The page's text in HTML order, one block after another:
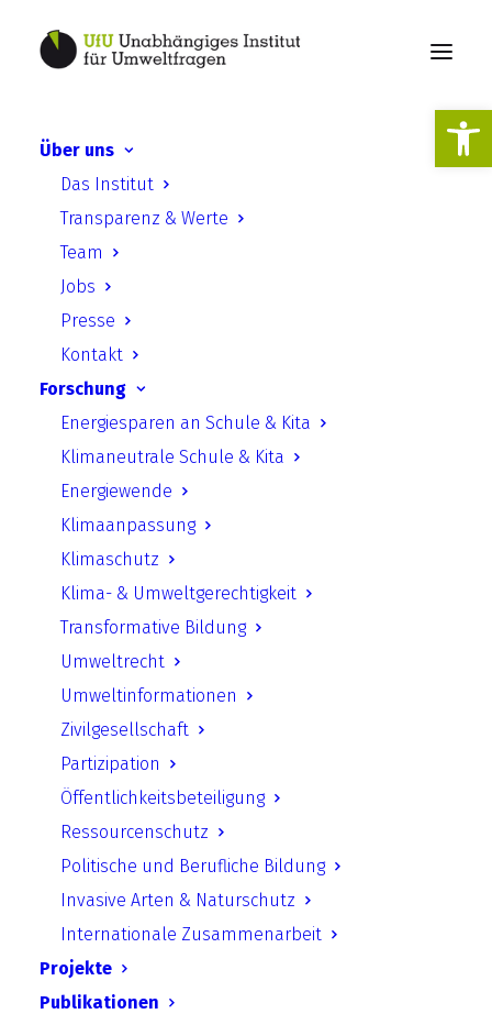
Über uns
Das Institut
Transparenz & Werte
Team
Jobs
Presse
Kontakt
Forschung
Energiesparen an Schule & Kita
Klimaneutrale Schule & Kita
Energiewende
Klimaanpassung
Klimaschutz
Klima- & Umweltgerechtigkeit
Transformative Bildung
Umweltrecht
Umweltinformationen
Zivilgesellschaft
Partizipation
Öffentlichkeitsbeteiligung
Ressourcenschutz
Politische und Berufliche Bildung
Invasive Arten & Naturschutz
Internationale Zusammenarbeit
Projekte
Publikationen
UfU, Centre for Renewable
Energy Sources and Energy
Saving (CRES), Directorates
of Primary Education of
West Attica, A’ and C’
Athens, and Secondary
Education of Eastern
Thessaloniki
Pressemitteilung | Pupils’
Conference – Transition to
a Climate Neutral Future
UfU, Centre for Renewable
Energy Sources and Energy
Saving (CRES), Directorates of
Primary Education of West
Attica, A’ and C’ Athens, and
Secondary Education of Eastern
Thessaloniki Pressemitteilung |
Pupils’ Conference – Transition
to a Climate Neutral Future